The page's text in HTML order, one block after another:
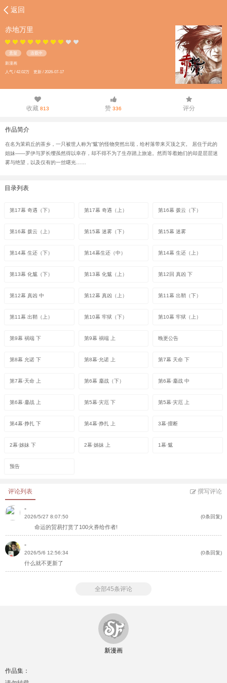
返回
赤地万里
悬疑 连载中
新漫画
人气 / 42.02万 更新 / 2026-07-17
收藏 813 赞 336 评分
作品简介
在名为茉莉丘的茶乡，一只被世人称为“魃”的怪物突然出现，给村落带来灭顶之灾。 居住于此的
姐妹——罗伊与罗长缨虽然得以幸存，却不得不为了生存踏上旅途。然而等着她们的却是层层迷
雾与绝望，以及仅有的一丝曙光……
目录列表
第17幕 奇遇（下） 第17幕 奇遇（上） 第16幕 拨云（下）
第16幕 拨云（上） 第15幕 迷雾（下） 第15幕 迷雾
第14幕 生还（下） 第14幕生还（中） 第14幕 生还（上）
第13幕 化魃（下） 第13幕 化魃（上） 第12回 真凶 下
第12幕 真凶 中 第12幕 真凶（上） 第11幕 出鞘（下）
第11幕 出鞘（上） 第10幕 牢狱（下） 第10幕 牢狱（上）
第9幕 祸端 下 第9幕 祸端 上 晚更公告
第8幕 允诺 下 第8幕·允诺 上 第7幕 天命 下
第7幕·天命 上 第6幕 鏖战（下） 第6幕·鏖战 中
第6幕·鏖战 上 第5幕·灾厄 下 第5幕·灾厄 上
第4幕·挣扎 下 第4幕·挣扎 上 3幕·擅断
2幕·姊妹 下 2幕·姊妹 上 1幕·魃
预告
评论列表 撰写评论
-
2026/5/27 8:07:50 (0条回复)
命运的贸易打赏了100火券给作者!
-
2026/5/6 12:56:34 (0条回复)
什么就不更新了
全部45条评论
新漫画
作品集：